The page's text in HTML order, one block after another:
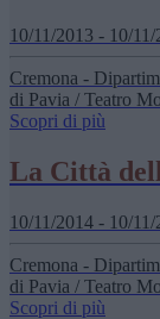
10/11/2013 - 10/11/
Cremona -
di Pavia / Teatro
Scopri di più
La Città
10/11/2014 - 10/11/
Cremona -
di Pavia / Teatro
Scopri di più